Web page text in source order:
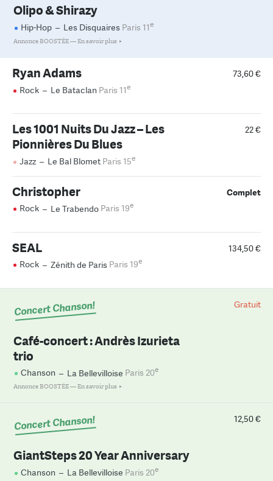
Olipo & Shirazy
Hip-Hop – Les Disquaires Paris 11e
Annonce BOOSTÉE —En savoir plus
73,60 €
Ryan Adams
Rock – Le Bataclan Paris 11e
22 €
Les 1001 Nuits Du Jazz – Les
Pionnières Du Blues
Jazz – Le Bal Blomet Paris 15e
Complet
Christopher
Rock – Le Trabendo Paris 19e
134,50 €
SEAL
Rock – Zénith de Paris Paris 19e
Gratuit
Concert Chanson!
Café-concert : Andrès Izurieta
trio
Chanson – La Bellevilloise Paris 20e
Annonce BOOSTÉE —En savoir plus
12,50 €
Concert Chanson!
GiantSteps 20 Year Anniversary
Chanson – La Bellevilloise Paris 20e